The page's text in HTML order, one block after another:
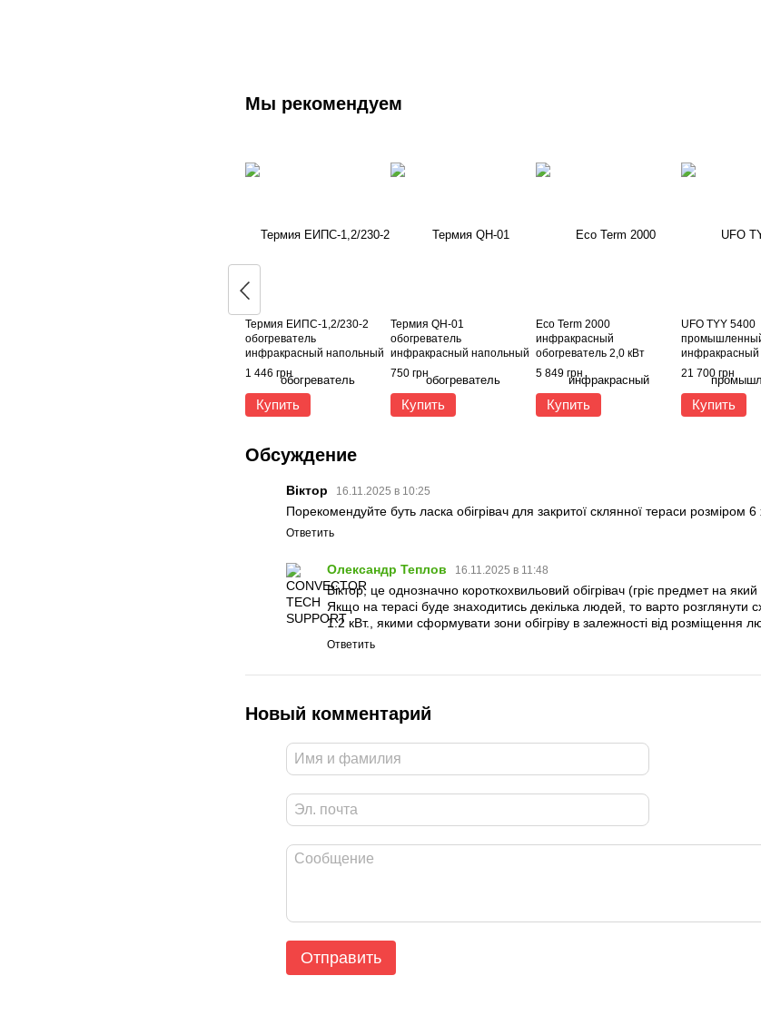
Мы рекомендуем
Термия ЕИПС-1,2/230-2
обогреватель
инфракрасный напольный
1,2 кВт
1 446 грн
Купить
Термия QH-01
обогреватель
инфракрасный напольный
1,2 кВт
750 грн
Купить
Eco Term 2000
инфракрасный
обогреватель 2,0 кВт
5 849 грн
Купить
UFO TYY 5400
инфракрасный
обогреватель
21 700 грн
Купить
Обсуждение
Віктор 16.11.2025 в 10:25
Порекомендуйте буть ласка обігрівач для закритої склянної тераси розміром
Ответить
Олександр Теплов 16.11.2025 в 11:48
Віктор, це однозначно короткохвильовий обігрівач (гріє предмет на
Якщо на терасі буде знаходитись декілька людей, то варто
1.2 кВт., якими сформувати зони обігріву в залежності від
Ответить
Новый комментарий
Отправить